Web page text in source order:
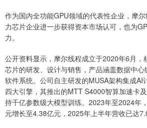
作为国内全功能GPU领域的代表性企业，摩
力芯片企业进一步获得资本市场认可，也为
力。
公开资料显示，摩尔线程成立于2020年6月，
芯片的研发、设计与销售，产品涵盖数据中
软件系统。公司自主研发的MUSA架构集成AI
四大引擎，其推出的MTT S4000智算加速卡
持千亿参数级大模型训练。2023年至2024年
元增长至4.38亿元，2025年上半年营收已达